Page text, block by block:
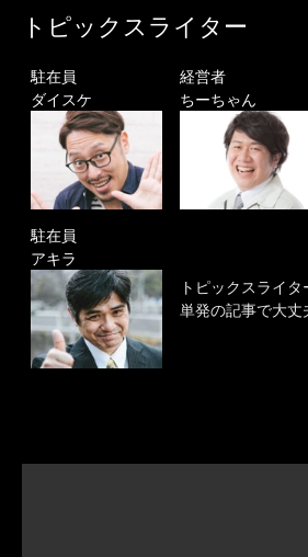
トピックスライター
駐在員
ダイスケ
経営者
ちーちゃん
駐在員
アキラ
トピックスライタ
単発の記事で大丈